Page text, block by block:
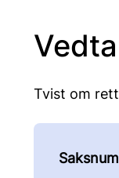
Tvist om